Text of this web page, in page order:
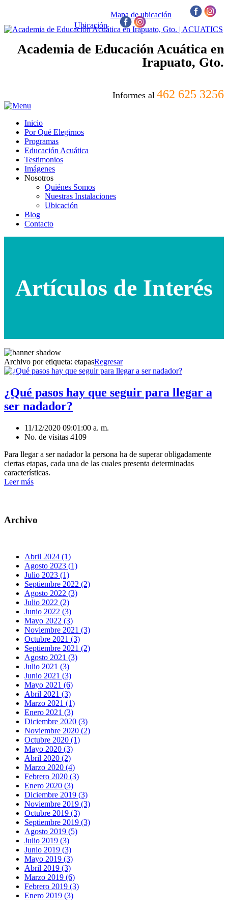
Mapa de ubicación
Ubicación /
Academia de Educación Acuática en
Irapuato, Gto.
Informes al 462 625 3256
Inicio
Por Qué Elegirnos
Programas
Educación Acuática
Testimonios
Imágenes
Nosotros
Quiénes Somos
Nuestras Instalaciones
Ubicación
Blog
Contacto
Artículos de Interés
Archivo por etiqueta: etapasRegresar
¿Qué pasos hay que seguir para llegar a
ser nadador?
11/12/2020 09:01:00 a. m.
No. de visitas 4109
Para llegar a ser nadador la persona ha de superar obligadamente
ciertas etapas, cada una de las cuales presenta determinadas
características.
Leer más
Archivo
Abril 2024 (1)
Agosto 2023 (1)
Julio 2023 (1)
Septiembre 2022 (2)
Agosto 2022 (3)
Julio 2022 (2)
Junio 2022 (3)
Mayo 2022 (3)
Noviembre 2021 (3)
Octubre 2021 (3)
Septiembre 2021 (2)
Agosto 2021 (3)
Julio 2021 (3)
Junio 2021 (3)
Mayo 2021 (6)
Abril 2021 (3)
Marzo 2021 (1)
Enero 2021 (3)
Diciembre 2020 (3)
Noviembre 2020 (2)
Octubre 2020 (1)
Mayo 2020 (3)
Abril 2020 (2)
Marzo 2020 (4)
Febrero 2020 (3)
Enero 2020 (3)
Diciembre 2019 (3)
Noviembre 2019 (3)
Octubre 2019 (3)
Septiembre 2019 (3)
Agosto 2019 (5)
Julio 2019 (3)
Junio 2019 (3)
Mayo 2019 (3)
Abril 2019 (3)
Marzo 2019 (6)
Febrero 2019 (3)
Enero 2019 (3)